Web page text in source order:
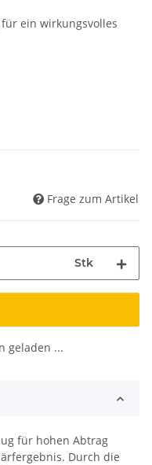
ein wirkungsvolles
Frage zum Artikel
Stk
geladen ...
für hohen Abtrag
Durch die